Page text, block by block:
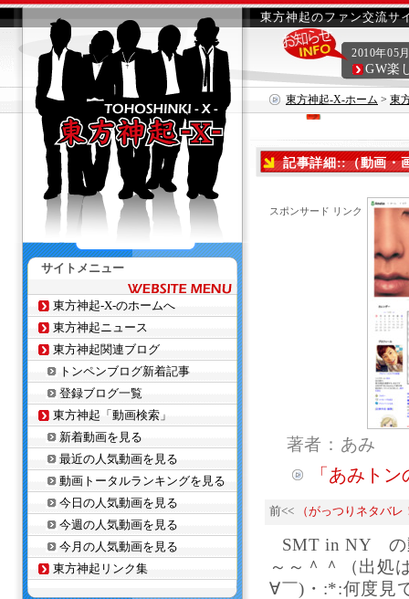
東方神起のファン交流サ
東方神起-X-ホーム > 東
2010年05
GW楽
記事詳細::（動画
スポンサード リンク
著者：あみ
「あみト
前<< （がっつりネタバ
SMT in NY の
～～＾＾（出処
∀￣)・:*:何度見
サイトメニュー
東方神起-X-のホームへ
東方神起ニュース
東方神起関連ブログ
トンペンブログ新着記事
登録ブログ一覧
東方神起「動画検索」
新着動画を見る
最近の人気動画を見る
動画トータルランキングを見る
今日の人気動画を見る
今週の人気動画を見る
今月の人気動画を見る
東方神起リンク集